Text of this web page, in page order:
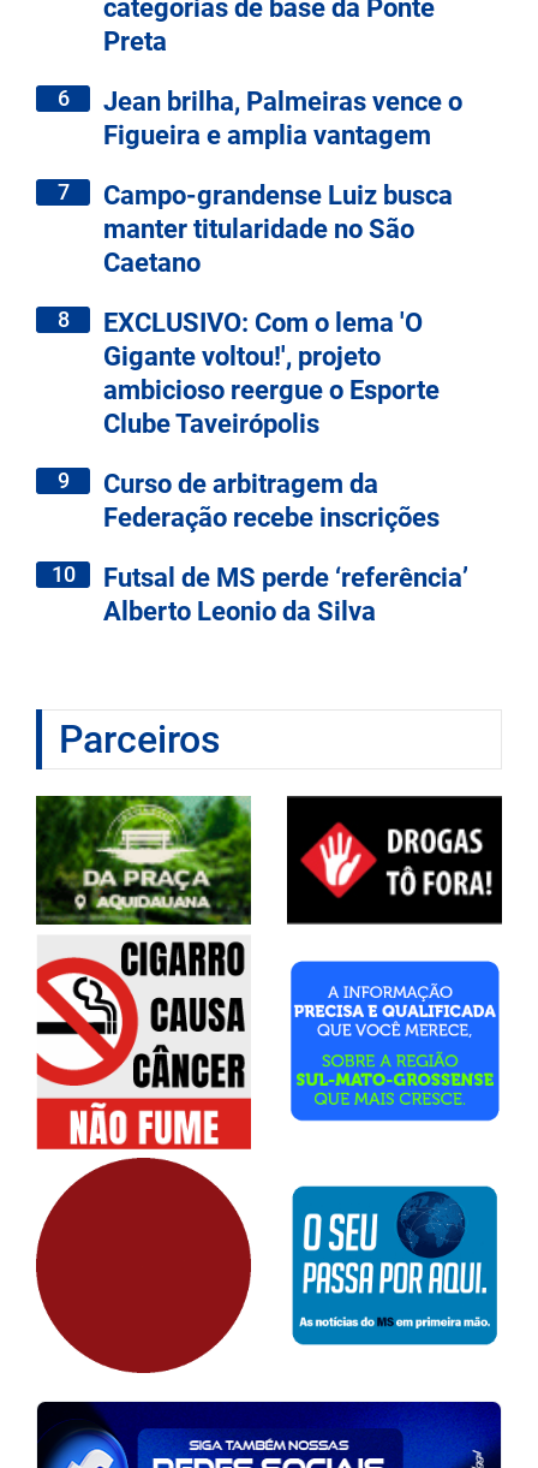
categorias de base da Ponte
Preta
6
Jean brilha, Palmeiras vence o
Figueira e amplia vantagem
7
Campo-grandense Luiz busca
manter titularidade no São
Caetano
8
EXCLUSIVO: Com o lema 'O
Gigante voltou!', projeto
ambicioso reergue o Esporte
Clube Taveirópolis
9
Curso de arbitragem da
Federação recebe inscrições
10
Futsal de MS perde ‘referência’
Alberto Leonio da Silva
Parceiros